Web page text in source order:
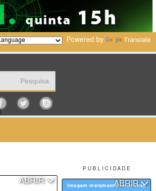
P U B L I C I D A D E
ABRIR
Powered by Translate
ABRIR